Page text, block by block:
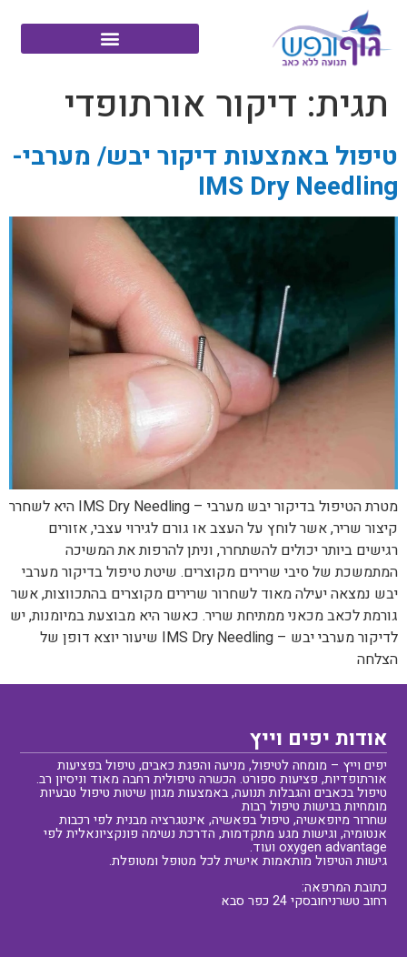
תגית: דיקור אורתופדי
טיפול באמצעות דיקור יבש/ מערבי-
IMS Dry Needling
מטרת הטיפול בדיקור יבש מערבי – IMS Dry Needling היא לשחרר
קיצור שריר, אשר לוחץ על העצב או גורם לגירוי עצבי, אזורים
רגישים ביותר יכולים להשתחרר, וניתן להרפות את המשיכה
המתמשכת של סיבי שרירים מקוצרים. שיטת טיפול בדיקור מערבי
יבש נמצאה יעילה מאוד לשחרור שרירים מקוצרים בהתכווצות, אשר
גורמת לכאב מכאני ממתיחת שריר. כאשר היא מבוצעת במיומנות, יש
לדיקור מערבי יבש – IMS Dry Needling שיעור יוצא דופן של
הצלחה
אודות יפים וייץ
יפים וייץ – מומחה לטיפול, מניעה והפגת כאבים, טיפול בפציעות
אורתופדיות, פציעות ספורט. הכשרה טיפולית רחבה מאוד וניסיון רב.
טיפול בכאבים והגבלות תנועה, באמצעות מגוון שיטות טיפול טבעיות
מומחיות בגישות טיפול רבות
שחרור מיופאשיה, טיפול בפאשיה, אינטגרציה מבנית לפי רכבות
אנטומיה, וגישות מגע מתקדמות, הדרכת נשימה פונקציונאלית לפי
oxygen advantage ועוד.
גישות הטיפול מותאמות אישית לכל מטופל ומטופלת.
כתובת המרפאה:
רחוב טשרניחובסקי 24 כפר סבא